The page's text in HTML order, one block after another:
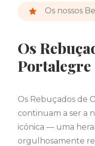
Os nossos
Os
Portalegre
Os Rebuçados de
continuam a ser a
icónica — uma
orgulhosamente